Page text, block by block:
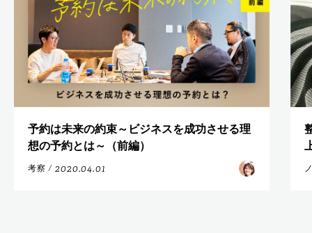
予約は未来の約束～ビジネスを成功させる理
想の予約とは～（前編）
考察 / 2020.04.01